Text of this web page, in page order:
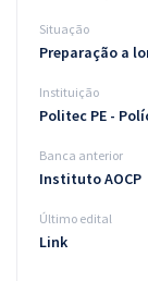
Conteúdo
Blog
Situação
Preparação a
Instituição
Politec PE -
Banca anterior
Instituto AOCP
Último edital
Link